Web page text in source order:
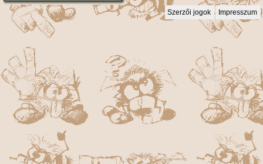
Szerzői jogok Impresszum